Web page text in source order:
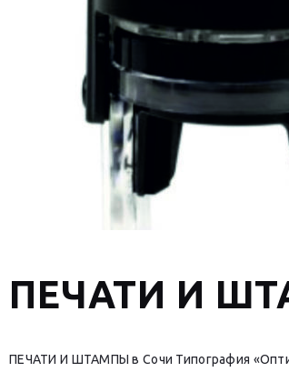
ПЕЧАТИ И
ПЕЧАТИ И ШТАМПЫ в Сочи Типография